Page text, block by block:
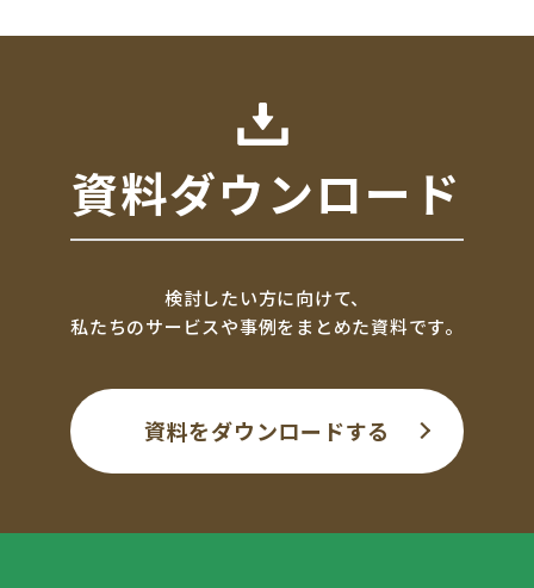
資料ダウンロード
検討したい方に向けて、
私たちのサービスや事例をまとめた資料です。
資料をダウンロードする